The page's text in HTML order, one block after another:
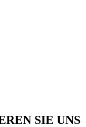
SIE UNS